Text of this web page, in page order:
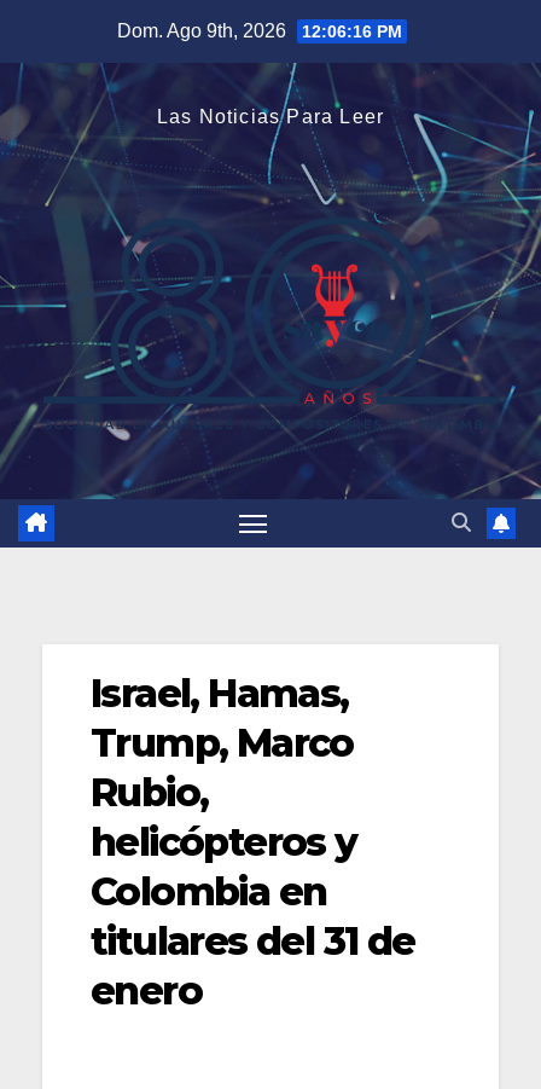
contenido
Dom. Ago 9th, 2026 12:06:17 PM
Las Noticias Para Leer
Israel, Hamas,
Trump, Marco
Rubio,
helicópteros y
Colombia en
titulares del 31 de
enero